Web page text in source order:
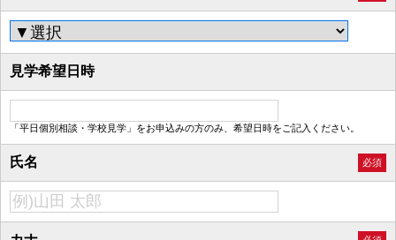
見学希望日時
「平日個別相談・学校見学」をお申込みの方のみ、希望日時をご記入ください。
氏名 必須